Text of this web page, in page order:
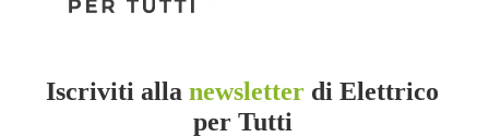
Iscriviti allanewsletter di Elettrico
per Tutti